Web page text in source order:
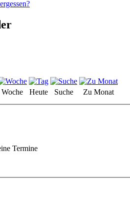
Woche Heute Suche
Zu Monat
Termine